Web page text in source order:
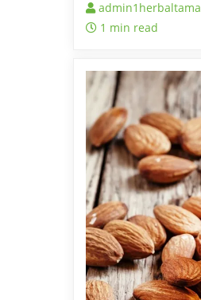
admin1herbaltama
1 min read